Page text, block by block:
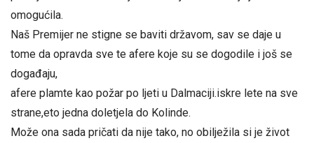
omogućila.
Naš Premijer ne stigne se baviti državom, sav se daje u
tome da opravda sve te afere koje su se dogodile i još se
događaju,
afere plamte kao požar po ljeti u Dalmaciji.iskre lete na sve
strane,eto jedna doletjela do Kolinde.
Može ona sada pričati da nije tako, no obilježila si je život